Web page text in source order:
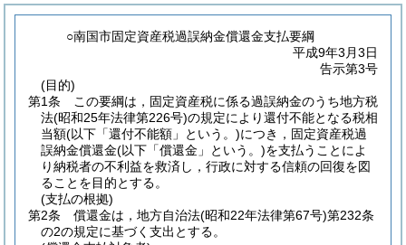
○南国市固定資産税過誤納金償還金支払要綱
平成9年3月3日
告示第3号
(目的)
第1条
この要綱は，固定資産税に係る過誤納金のうち地方税
法(昭和25年法律第226号)の規定により還付不能となる税相
当額(以下「還付不能額」という。)につき，固定資産税過
誤納金償還金(以下「償還金」という。)を支払うことによ
り納税者の不利益を救済し，行政に対する信頼の回復を図
ることを目的とする。
(支払の根拠)
第2条
償還金は，地方自治法(昭和22年法律第67号)第232条
の2の規定に基づく支出とする。